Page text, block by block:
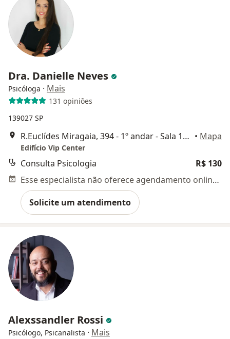
Dra. Danielle Neves
Psicóloga · Mais
131 opiniões
139027 SP
R.Euclídes Miragaia, 394 - 1º andar - Sala 102, Centro, São José dos Campos • Mapa
Edifício Vip Center
Consulta Psicologia
R$ 130
Esse especialista não oferece agendamento online para esse endereço.
Solicite um atendimento
Alexssandler Rossi
Psicólogo, Psicanalista · Mais